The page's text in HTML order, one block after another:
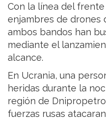
Con la línea del
enjambres de drones
ambos bandos han
mediante el
alcance.
En Ucrania, una
heridas durante la
región de
fuerzas rusas